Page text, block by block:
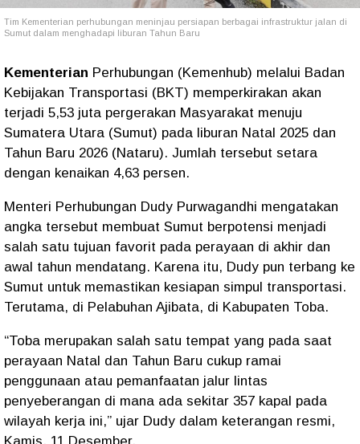
Tim Kementerian perhubungan meninjau persiapan berbagai infrastruktur jalan di
Sumut dalam menghadapi liburan Tahun Baru
Kementerian Perhubungan (Kemenhub) melalui Badan
Kebijakan Transportasi (BKT) memperkirakan akan
terjadi 5,53 juta pergerakan Masyarakat menuju
Sumatera Utara (Sumut) pada liburan Natal 2025 dan
Tahun Baru 2026 (Nataru). Jumlah tersebut setara
dengan kenaikan 4,63 persen.
Menteri Perhubungan Dudy Purwagandhi mengatakan
angka tersebut membuat Sumut berpotensi menjadi
salah satu tujuan favorit pada perayaan di akhir dan
awal tahun mendatang. Karena itu, Dudy pun terbang ke
Sumut untuk memastikan kesiapan simpul transportasi.
Terutama, di Pelabuhan Ajibata, di Kabupaten Toba.
“Toba merupakan salah satu tempat yang pada saat
perayaan Natal dan Tahun Baru cukup ramai
penggunaan atau pemanfaatan jalur lintas
penyeberangan di mana ada sekitar 357 kapal pada
wilayah kerja ini,” ujar Dudy dalam keterangan resmi,